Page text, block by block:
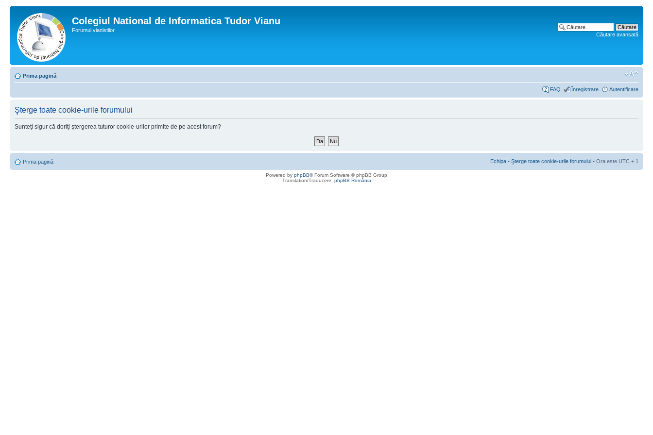
Colegiul National de Informatica Tudor Vianu
Forumul vianistilor
Căutare avansată
Prima pagină
FAQ Înregistrare Autentificare
Şterge toate cookie-urile forumului
Sunteţi sigur că doriţi ştergerea tuturor cookie-urilor primite de pe acest forum?
Prima pagină Echipa • Şterge toate cookie-urile forumului • Ora este UTC + 1
Powered by phpBB® Forum Software © phpBB Group
Translation/Traducere: phpBB România